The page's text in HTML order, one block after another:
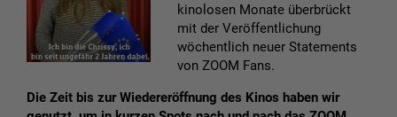
kinolosen Monate überbrückt
mit der Veröffentlichung
wöchentlich neuer Statements
von ZOOM Fans.
Die Zeit bis zur Wiedereröffnung des Kinos haben wir